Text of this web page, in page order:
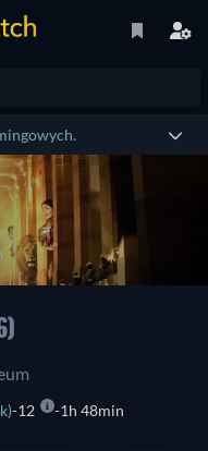
12 1h 48min